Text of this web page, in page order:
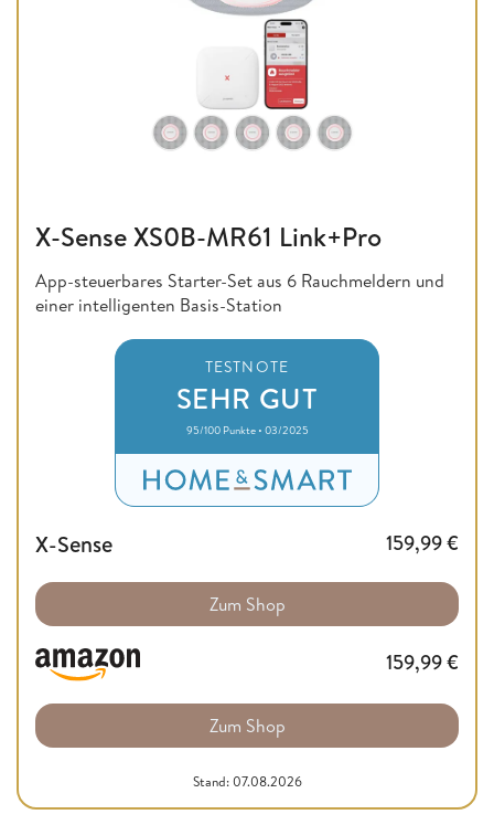
X-Sense XS0B-MR61 Link+Pro
App-steuerbares Starter-Set aus 6 Rauchmeldern und
einer intelligenten Basis-Station
TESTNOTE
SEHR GUT
95/100 Punkte • 03/2025
X-Sense 159,99€
Zum Shop
159,99€
Zum Shop
Stand: 07.08.2026